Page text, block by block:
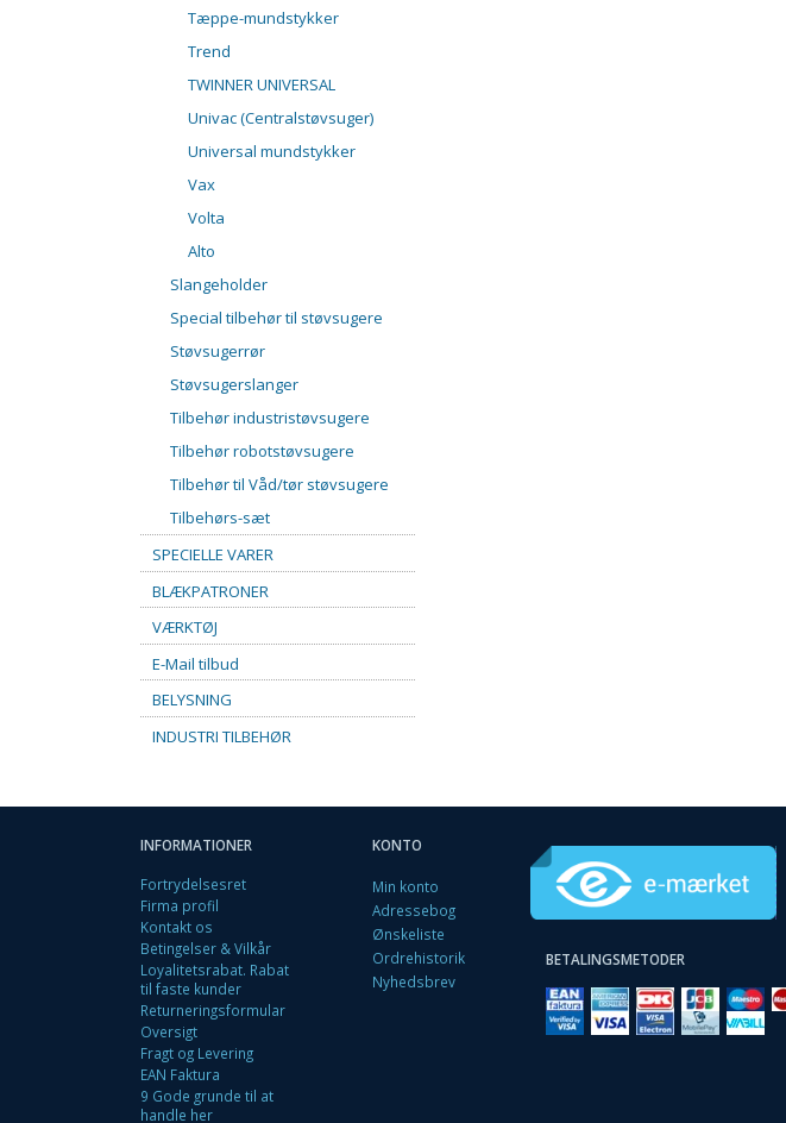
Tæppe-mundstykker
Trend
TWINNER UNIVERSAL
Univac (Centralstøvsuger)
Universal mundstykker
Vax
Volta
Alto
Slangeholder
Special tilbehør til støvsugere
Støvsugerrør
Støvsugerslanger
Tilbehør industristøvsugere
Tilbehør robotstøvsugere
Tilbehør til Våd/tør støvsugere
Tilbehørs-sæt
SPECIELLE VARER
BLÆKPATRONER
VÆRKTØJ
E-Mail tilbud
BELYSNING
INDUSTRI TILBEHØR
INFORMATIONER
Fortrydelsesret
Firma profil
Kontakt os
Betingelser & Vilkår
Loyalitetsrabat. Rabat
til faste kunder
Returneringsformular
Oversigt
Fragt og Levering
EAN Faktura
9 Gode grunde til at
handle her
KONTO
Min konto
Adressebog
Ønskeliste
Ordrehistorik
Nyhedsbrev
BETALINGSMETODER